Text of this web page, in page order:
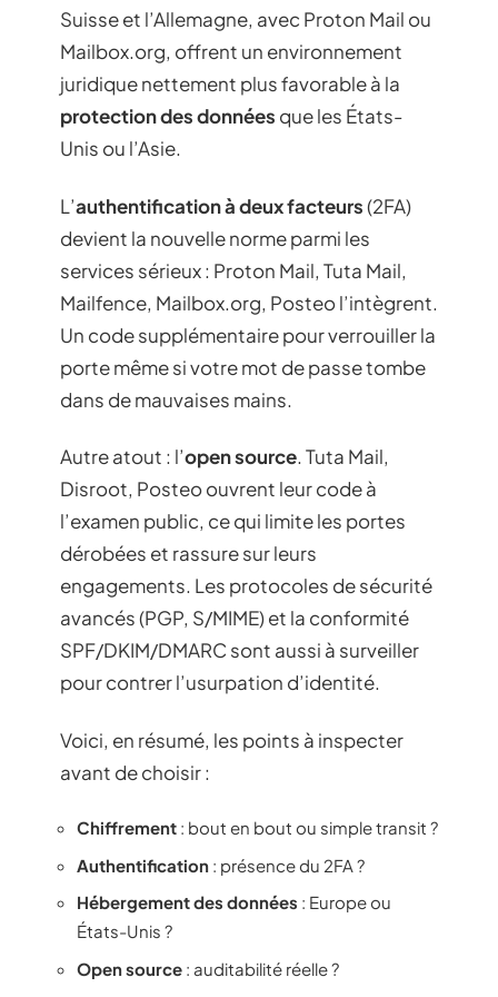
Suisse et l’Allemagne, avec Proton Mail ou
Mailbox.org, offrent un environnement
juridique nettement plus favorable à la
protection des données que les États-
Unis ou l’Asie.
L’authentification à deux facteurs(2FA)
devient la nouvelle norme parmi les
services sérieux : Proton Mail, Tuta Mail,
Mailfence, Mailbox.org, Posteo l’intègrent.
Un code supplémentaire pour verrouiller la
porte même si votre mot de passe tombe
dans de mauvaises mains.
Autre atout : l’open source. Tuta Mail,
Disroot, Posteo ouvrent leur code à
l’examen public, ce qui limite les portes
dérobées et rassure sur leurs
engagements. Les protocoles de sécurité
avancés (PGP, S/MIME) et la conformité
SPF/DKIM/DMARC sont aussi à surveiller
pour contrer l’usurpation d’identité.
Voici, en résumé, les points à inspecter
avant de choisir :
Chiffrement : bout en bout ou simple transit ?
Authentification : présence du 2FA ?
Hébergement des données : Europe ou
États-Unis ?
Open source : auditabilité réelle ?